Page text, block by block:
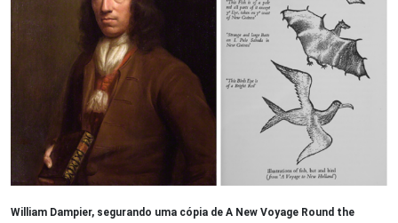
William Dampier, segurando uma cópia de A New Voyage Round the